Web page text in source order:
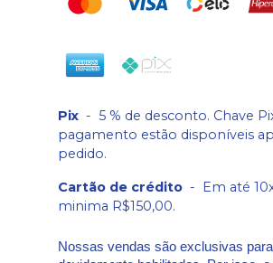
Pix - 5 % de desconto. Chave
pagamento estão disponíveis
pedido.
Cartão de crédito - Em até
minima R$150,00.
Nossas vendas são exclusivas